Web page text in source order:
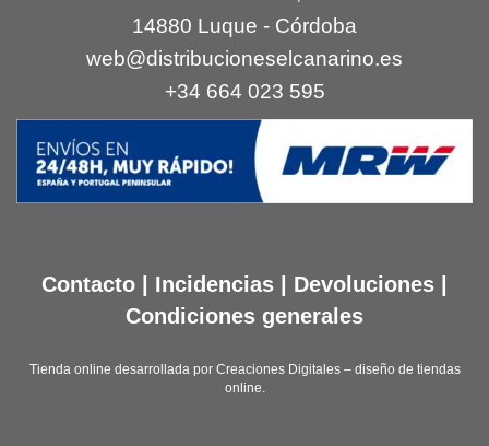
14880 Luque - Córdoba
web@distribucioneselcanarino.es
+34 664 023 595
Contacto | Incidencias | Devoluciones |
Condiciones generales
Tienda online desarrollada por Creaciones Digitales – diseño de tiendas
online